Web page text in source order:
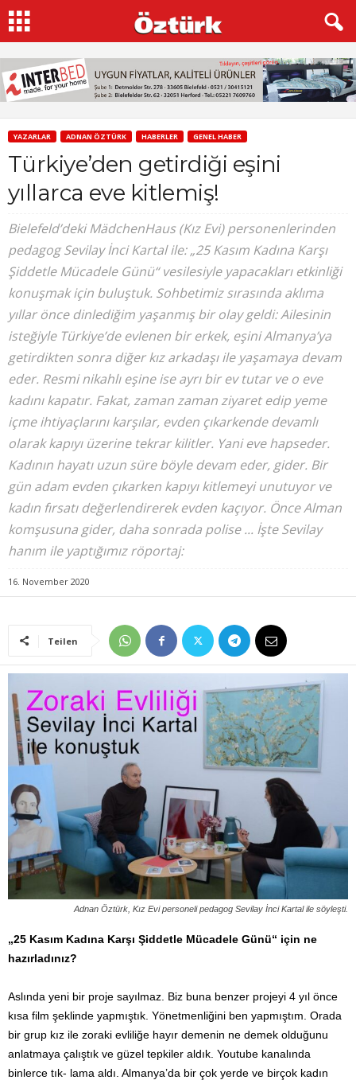
YAZARLAR ADNAN ÖZTÜRK HABERLER GENEL HABER
Türkiye’den getirdiği eşini
yıllarca eve kitlemiş!
Bielefeld’deki MädchenHaus (Kız Evi) personenlerinden
pedagog Sevilay İnci Kartal ile: „25 Kasım Kadına Karşı
Şiddetle Mücadele Günü“ vesilesiyle yapacakları etkinliği
konuşmak için buluştuk. Sohbetimiz sırasında aklıma
yıllar önce dinlediğim yaşanmış bir olay geldi: Ailesinin
isteğiyle Türkiye’de evlenen bir erkek, eşini Almanya’ya
getirdikten sonra diğer kız arkadaşı ile yaşamaya devam
eder. Resmi nikahlı eşine ise ayrı bir ev tutar ve o eve
kadını kapatır. Fakat, zaman zaman ziyaret edip yeme
içme ihtiyaçlarını karşılar, evden çıkarkende devamlı
olarak kapıyı üzerine tekrar kilitler. Yani eve hapseder.
Kadının hayatı uzun süre böyle devam eder, gider. Bir
gün adam evden çıkarken kapıyı kitlemeyi unutuyor ve
kadın fırsatı değerlendirerek evden kaçıyor. Önce Alman
komşusuna gider, daha sonrada polise ... İşte Sevilay
hanım ile yaptığımız röportaj:
16. November 2020
Teilen
Adnan Öztürk, Kız Evi personeli pedagog Sevilay İnci Kartal ile söyleşti.
„25 Kasım Kadına Karşı Şiddetle Mücadele Günü“ için ne
hazırladınız?
Aslında yeni bir proje sayılmaz. Biz buna benzer projeyi 4 yıl önce
kısa film şeklinde yapmıştık. Yönetmenliğini ben yapmıştım. Orada
bir grup kız ile zoraki evliliğe hayır demenin ne demek olduğunu
anlatmaya çalıştık ve güzel tepkiler aldık. Youtube kanalında
binlerce tık- lama aldı. Almanya’da bir çok yerde ve birçok kadın